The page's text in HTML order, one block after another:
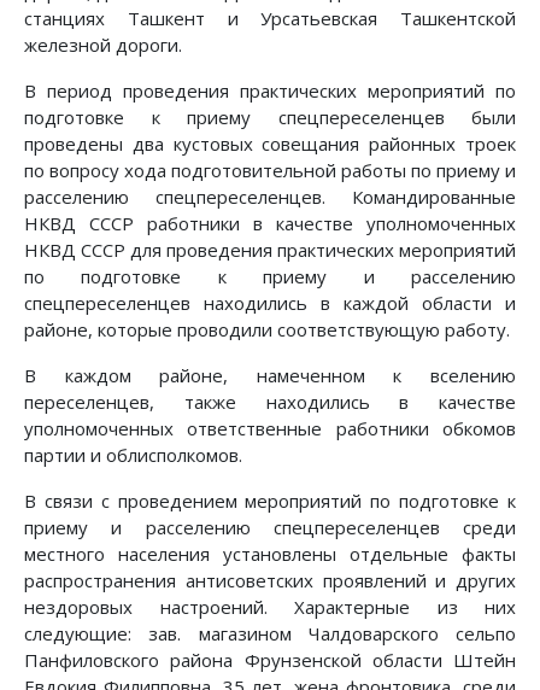
станциях Ташкент и Урсатьевская Ташкентской
железной дороги.
В период проведения практических мероприятий по
подготовке к приему спецпереселенцев были
проведены два кустовых совещания районных троек
по вопросу хода подготовительной работы по приему и
расселению спецпереселенцев. Командированные
НКВД СССР работники в качестве уполномоченных
НКВД СССР для проведения практических мероприятий
по подготовке к приему и расселению
спецпереселенцев находились в каждой области и
районе, которые проводили соответствующую работу.
В каждом районе, намеченном к вселению
переселенцев, также находились в качестве
уполномоченных ответственные работники обкомов
партии и облисполкомов.
В связи с проведением мероприятий по подготовке к
приему и расселению спецпереселенцев среди
местного населения установлены отдельные факты
распространения антисоветских проявлений и других
нездоровых настроений. Характерные из них
следующие: зав. магазином Чалдоварского сельпо
Панфиловского района Фрунзенской области Штейн